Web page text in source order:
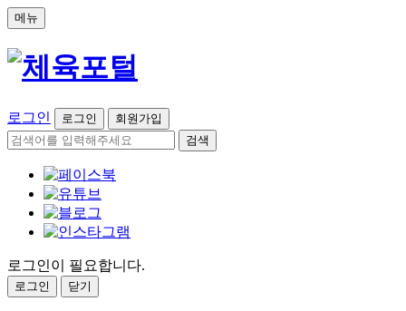
메뉴
로그인 로그인
회원가입
검색
로그인이 필요합니다.
로그인 닫기